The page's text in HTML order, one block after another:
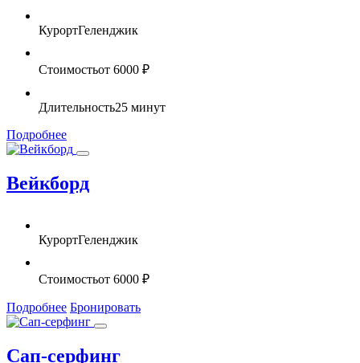
КурортГеленджик
Стоимостьот 6000 ₽
Длительность25 минут
Подробнее
Вейкборд
КурортГеленджик
Стоимостьот 6000 ₽
Подробнее Бронировать
Сап-серфинг